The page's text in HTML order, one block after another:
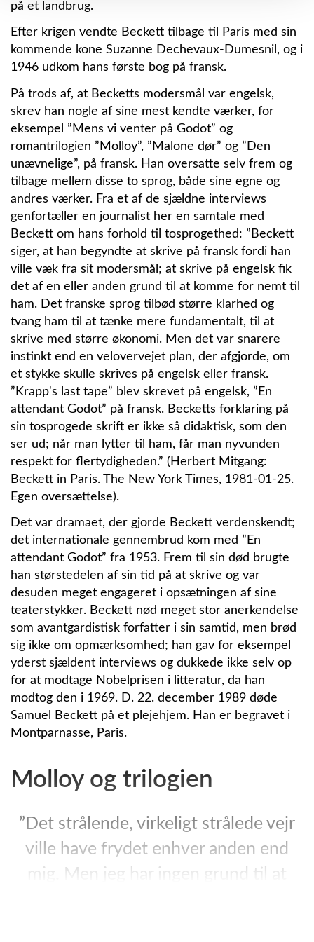
på et landbrug.
Efter krigen vendte Beckett tilbage til Paris med sin
kommende kone Suzanne Dechevaux-Dumesnil, og i
1946 udkom hans første bog på fransk.
På trods af, at Becketts modersmål var engelsk,
skrev han nogle af sine mest kendte værker, for
eksempel ”Mens vi venter på Godot” og
romantrilogien ”Molloy”, ”Malone dør” og ”Den
unævnelige”, på fransk. Han oversatte selv frem og
tilbage mellem disse to sprog, både sine egne og
andres værker. Fra et af de sjældne interviews
genfortæller en journalist her en samtale med
Beckett om hans forhold til tosprogethed: ”Beckett
siger, at han begyndte at skrive på fransk fordi han
ville væk fra sit modersmål; at skrive på engelsk fik
det af en eller anden grund til at komme for nemt til
ham. Det franske sprog tilbød større klarhed og
tvang ham til at tænke mere fundamentalt, til at
skrive med større økonomi. Men det var snarere
instinkt end en velovervejet plan, der afgjorde, om
et stykke skulle skrives på engelsk eller fransk.
”Krapp's last tape” blev skrevet på engelsk, ”En
attendant Godot” på fransk. Becketts forklaring på
sin tosprogede skrift er ikke så didaktisk, som den
ser ud; når man lytter til ham, får man nyvunden
respekt for flertydigheden.” (Herbert Mitgang:
Beckett in Paris. The New York Times, 1981-01-25.
Egen oversættelse).
Det var dramaet, der gjorde Beckett verdenskendt;
det internationale gennembrud kom med ”En
attendant Godot” fra 1953. Frem til sin død brugte
han størstedelen af sin tid på at skrive og var
desuden meget engageret i opsætningen af sine
teaterstykker. Beckett nød meget stor anerkendelse
som avantgardistisk forfatter i sin samtid, men brød
sig ikke om opmærksomhed; han gav for eksempel
yderst sjældent interviews og dukkede ikke selv op
for at modtage Nobelprisen i litteratur, da han
modtog den i 1969. D. 22. december 1989 døde
Samuel Beckett på et plejehjem. Han er begravet i
Montparnasse, Paris.
Molloy og trilogien
”Det strålende, virkeligt strålede vejr
ville have frydet enhver anden end
mig. Men jeg har ingen grund til at